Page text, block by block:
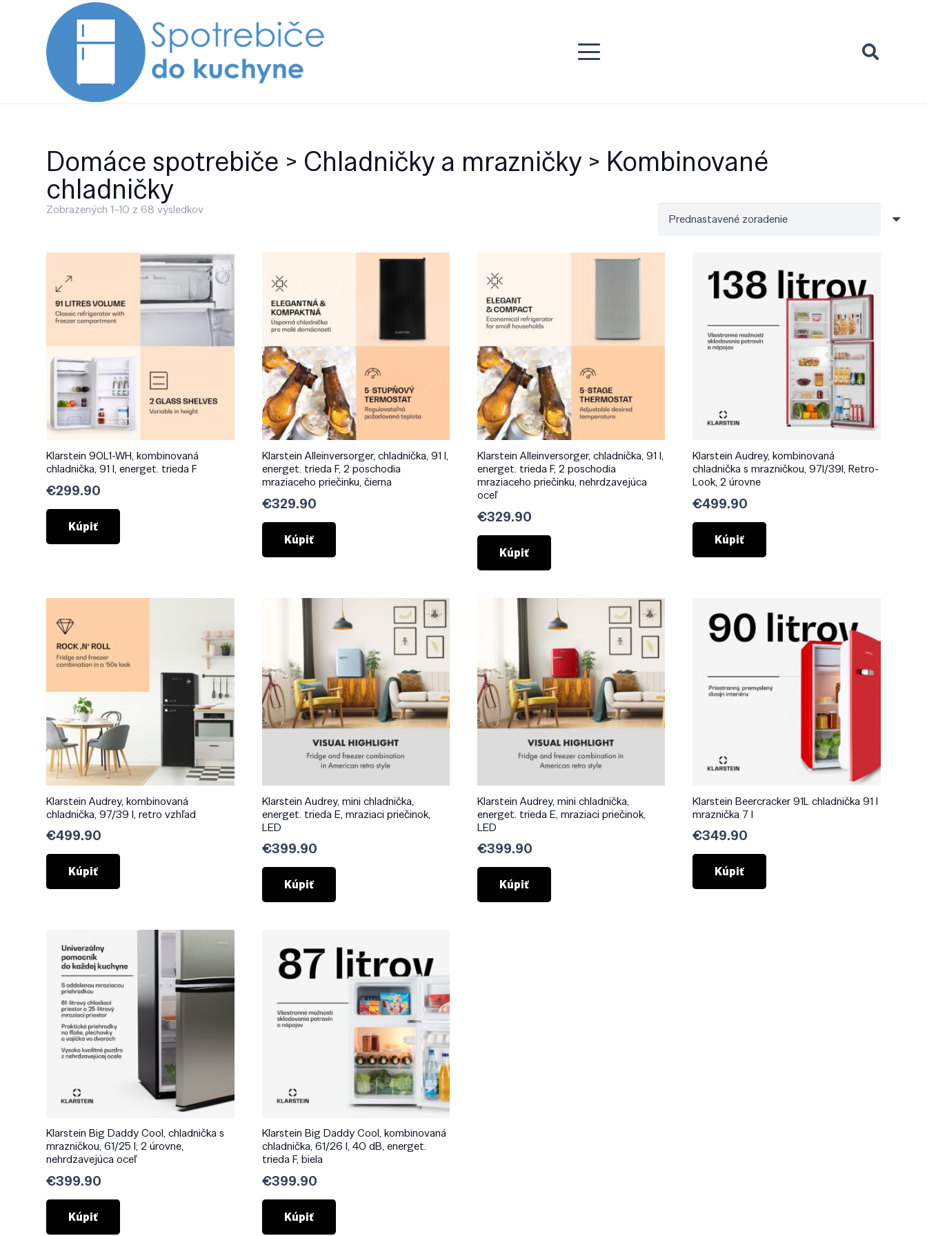
Domáce spotrebiče > Chladničky a mrazničky > Kombinované
chladničky
Zobrazených 1–10 z 68 výsledkov
Klarstein 90L1-WH, kombinovaná
chladnička, 91 l, energet. trieda F
€299.90
Kúpiť
Klarstein Alleinversorger, chladnička, 91 l,
energet. trieda F, 2 poschodia
mraziaceho priečinku, čierna
€329.90
Kúpiť
Klarstein Alleinversorger, chladnička, 91 l,
energet. trieda F, 2 poschodia
mraziaceho priečinku, nehrdzavejúca
oceľ
€329.90
Kúpiť
Klarstein Audrey, kombinovaná
chladnička s mrazničkou, 97l/39l, Retro-
Look, 2 úrovne
€499.90
Kúpiť
Klarstein Audrey, kombinovaná
chladnička, 97/39 l, retro vzhľad
€499.90
Kúpiť
Klarstein Audrey, mini chladnička,
energet. trieda E, mraziaci priečinok,
LED
€399.90
Kúpiť
Klarstein Audrey, mini chladnička,
energet. trieda E, mraziaci priečinok,
LED
€399.90
Kúpiť
Klarstein Beercracker 91L chladnička 91 l
mraznička 7 l
€349.90
Kúpiť
Klarstein Big Daddy Cool, chladnička s
mrazničkou, 61/25 l, 2 úrovne,
nehrdzavejúca oceľ
€399.90
Kúpiť
Klarstein Big Daddy Cool, kombinovaná
chladnička, 61/26 l, 40 dB, energet.
trieda F, biela
€399.90
Kúpiť